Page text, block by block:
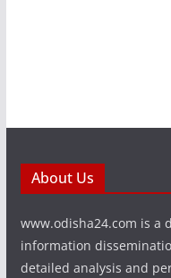
About Us
www.odisha24.com is a
information
detailed analysis and